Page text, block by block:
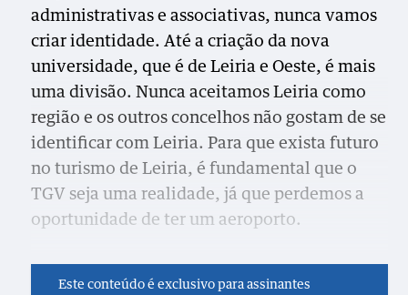
administrativas e associativas, nunca vamos
criar identidade. Até a criação da nova
universidade, que é de Leiria e Oeste, é mais
uma divisão. Nunca aceitamos Leiria como
região e os outros concelhos não gostam de se
identificar com Leiria. Para que exista futuro
no turismo de Leiria, é fundamental que o
TGV seja uma realidade, já que perdemos a
oportunidade de ter um aeroporto.
Este conteúdo é exclusivo para assinantes